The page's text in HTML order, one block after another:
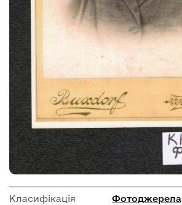
Класифікація Фотоджерела